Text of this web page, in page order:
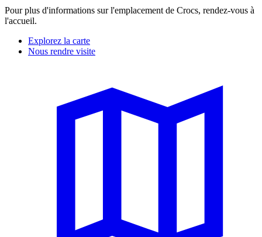
Pour plus d'informations sur l'emplacement de Crocs, rendez-vous à
l'accueil.
Explorez la carte
Nous rendre visite